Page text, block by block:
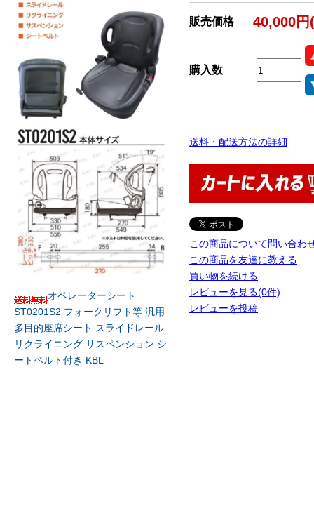
オペレーターシート
ST0201S2 フォークリフト等 汎用
多目的座席シート スライドレール
リクライニング サスペンション シ
ートベルト付き KBL
販売価格 40,000円
購入数
送料・配送方法の詳細
この商品について問い合わ
この商品を友達に教える
買い物を続ける
レビューを見る(0件)
レビューを投稿